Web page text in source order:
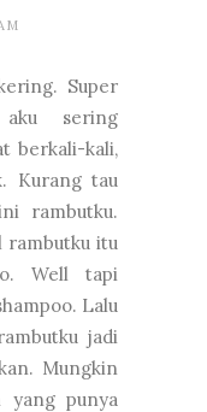
Super
sering
berkali-kali,
Kurang tau
rambutku.
rambutku itu
Well tapi
Lalu
jadi
Mungkin
yang punya